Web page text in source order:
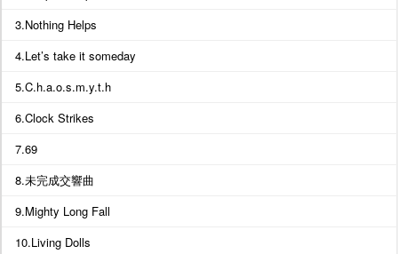
3.Nothing Helps
4.Let’s take it someday
5.C.h.a.o.s.m.y.t.h
6.Clock Strikes
7.69
8.未完成交響曲
9.Mighty Long Fall
10.Living Dolls